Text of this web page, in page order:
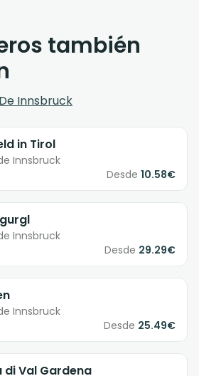
también
Innsbruck
in Tirol
Innsbruck
Desde 10.58€
Innsbruck
Desde 29.29€
Innsbruck
Desde 25.49€
di Val Gardena